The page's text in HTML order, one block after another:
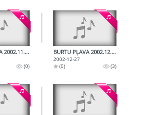
BURTU PĻAVA 2002.11.29.
(0)
BURTU PĻAVA 2002.12.27.
2002-12-27
(0)
(3)